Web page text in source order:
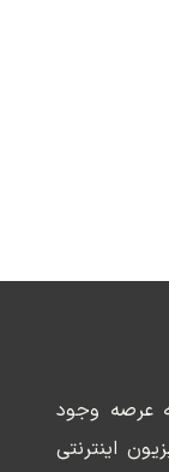
عرصه وجود
زمانی که تلویزیون اینترنتی